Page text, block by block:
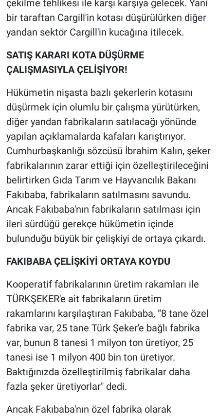
çekilme tehlikesi ile karşı karşıya gelecek. Yani
bir taraftan Cargill'in kotası düşürülürken diğer
yandan sektör Cargill'in kucağına itilecek.
SATIŞ KARARI KOTA DÜŞÜRME
ÇALIŞMASIYLA ÇELİŞİYOR!
Hükümetin nişasta bazlı şekerlerin kotasını
düşürmek için olumlu bir çalışma yürütürken,
diğer yandan fabrikaların satılacağı yönünde
yapılan açıklamalarda kafaları karıştırıyor.
Cumhurbaşkanlığı sözcüsü İbrahim Kalın, şeker
fabrikalarının zarar ettiği için özelleştirileceğini
belirtirken Gıda Tarım ve Hayvancılık Bakanı
Fakıbaba, fabrikaların satılmasını savundu.
Ancak Fakıbaba'nın fabrikaların satılması için
ileri sürdüğü gerekçe hükümetin içinde
bulunduğu büyük bir çelişkiyi de ortaya çıkardı.
FAKIBABA ÇELİŞKİYİ ORTAYA KOYDU
Kooperatif fabrikalarının üretim rakamları ile
TÜRKŞEKER'e ait fabrikaların üretim
rakamlarını karşılaştıran Fakıbaba, “8 tane özel
fabrika var, 25 tane Türk Şeker'e bağlı fabrika
var, bunun 8 tanesi 1 milyon ton üretiyor, 25
tanesi ise 1 milyon 400 bin ton üretiyor.
Baktığınızda özelleştirilmiş fabrikalar daha
fazla şeker üretiyorlar" dedi.
Ancak Fakıbaba'nın özel fabrika olarak